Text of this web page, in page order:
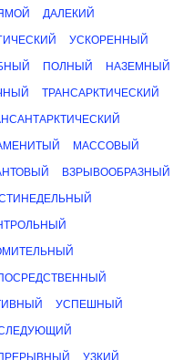
ДАЛЕКИЙ
УСКОРЕННЫЙ
ПОЛНЫЙ НАЗЕМНЫЙ
ТРАНСАРКТИЧЕСКИЙ
МАССОВЫЙ
ВЗРЫВООБРАЗНЫЙ
УСПЕШНЫЙ
УЗКИЙ